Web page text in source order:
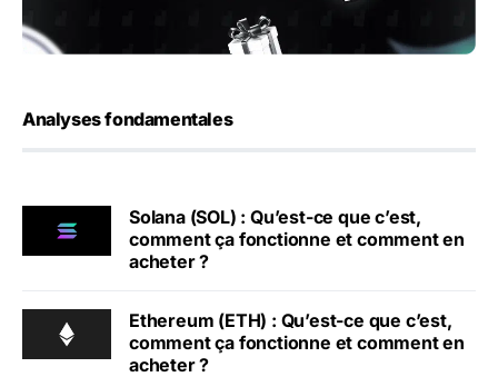
Analyses fondamentales
Solana (SOL) : Qu’est-ce que c’est,
comment ça fonctionne et comment en
acheter ?
Ethereum (ETH) : Qu’est-ce que c’est,
comment ça fonctionne et comment en
acheter ?